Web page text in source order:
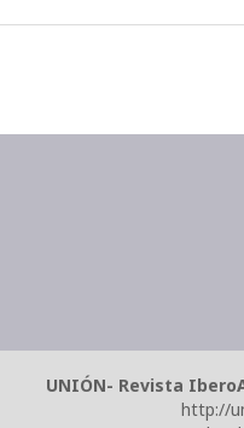
UNIÓN- Revista
http://